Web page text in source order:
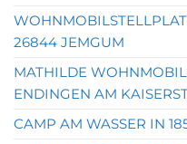
26844 JEMGUM
MATHILDE
ENDINGEN AM
CAMP AM WASSER IN